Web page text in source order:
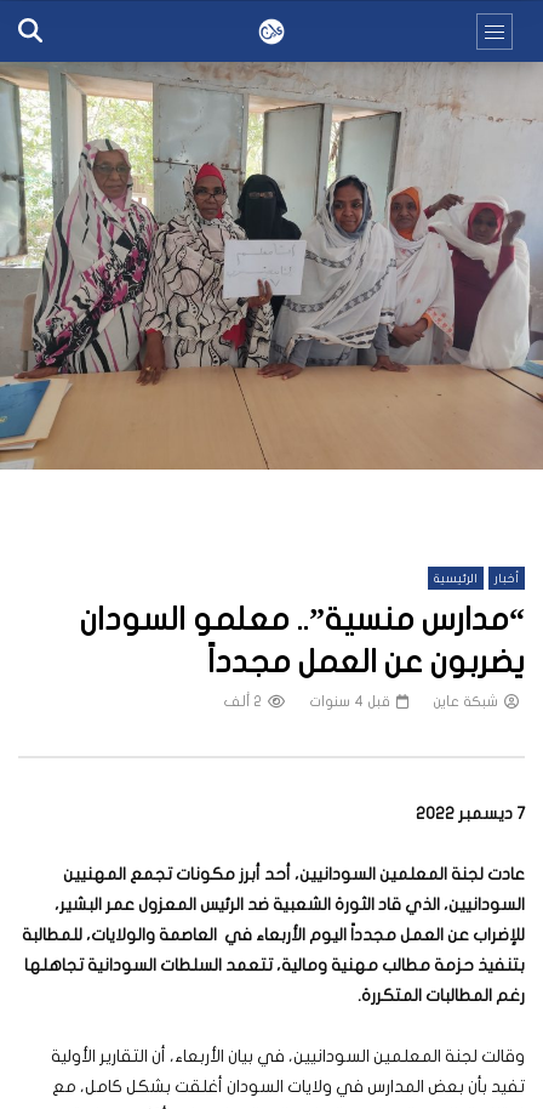
أخبار الرئيسية
“مدارس منسية”.. معلمو السودان
يضربون عن العمل مجدداً
شبكة عاين قبل 4 سنوات 2 ألف
7 ديسمبر 2022
عادت لجنة المعلمين السودانيين، أحد أبرز مكونات تجمع المهنيين
السودانيين، الذي قاد الثورة الشعبية ضد الرئيس المعزول عمر البشير،
للإضراب عن العمل مجدداً اليوم الأربعاء في العاصمة والولايات، للمطالبة
بتنفيذ حزمة مطالب مهنية ومالية، تتعمد السلطات السودانية تجاهلها
رغم المطالبات المتكررة.
وقالت لجنة المعلمين السودانيين، في بيان الأربعاء، أن التقارير الأولية
تفيد بأن بعض المدارس في ولايات السودان أغلقت بشكل كامل، مع